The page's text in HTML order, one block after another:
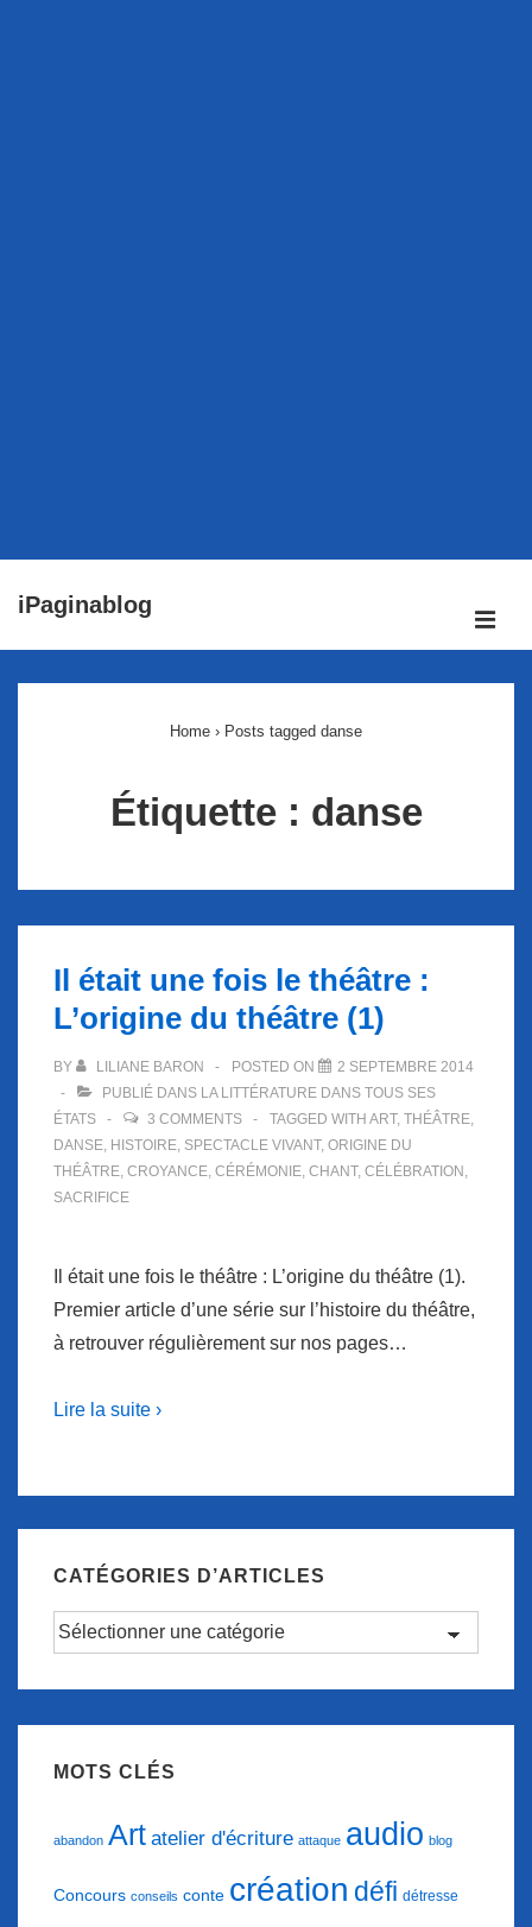
passer
iPaginablog
Home › Posts tagged danse
Étiquette : danse
Il était une fois le théâtre :
L’origine du théâtre (1)
BY LILIANE BARON POSTED ON
2 SEPTEMBRE 2014
PUBLIÉ DANS LA LITTÉRATURE DANS TOUS SES
ÉTATS
3 COMMENTS TAGGED WITH ART, THÉÂTRE,
DANSE, HISTOIRE, SPECTACLE VIVANT, ORIGINE DU
THÉÂTRE, CROYANCE, CÉRÉMONIE, CHANT, CÉLÉBRATION ,
SACRIFICE
Il était une fois le théâtre : L’origine du théâtre (1).
Premier article d’une série sur l’histoire du théâtre,
à retrouver régulièrement sur nos pages…
Lire la suite ›
CATÉGORIES D’ARTICLES
Catégories
MOTS CLÉS
abandon Art atelier d'écriture attaque audio blog
Concours conseils conte création défi détresse